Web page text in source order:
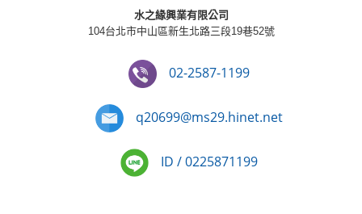
水之緣興業有限公司
104台北市中山區新生北路三段19巷52號
02-2587-1199
q20699@ms29.hinet.net
ID / 0225871199